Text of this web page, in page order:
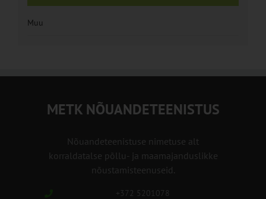
Muu
METK NÕUANDETEENISTUS
Nõuandeteenistuse nimetuse alt
korraldatalse põllu- ja maamajanduslikke
nõustamisteenuseid.
+372 5201078